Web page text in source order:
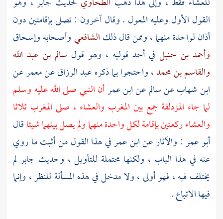
القول الأول وعليه المعول . وقال آخرون : تصلى بإقامتين دون
أذان لواحدة منهما ، وممن قال ذلكالشافعيوأصحابهوإسحاق
وأحمد بن حنبل في أحد قوليه ، وهو قول سالم بن عبد الله
والقاسم بن محمد، واحتجوا بما ذكرهعبد الرزاقعنمعمرعن
ابن شهابعنسالمعنابن عمرأن النبي صلى الله عليه وسلم
لما جاء المزدلفة جمع بين المغرب والعشاء ، صلى المغرب ثلاثا
والعشاء ركعتين بإقامة لكل واحدة منهما ولم يصل بينهما شيئاقال
أبو عمر: والآثار عنابن عمرفي هذا القول من أثبت ما روي
عنه في هذا الباب ، ولكنها محتملة للتأويل ، وحديث جابر لم
يختلف فيه ، فهو أولى ، ولا مدخل في هذه المسألة للنظر ، وإنما
فيها الاتباع .